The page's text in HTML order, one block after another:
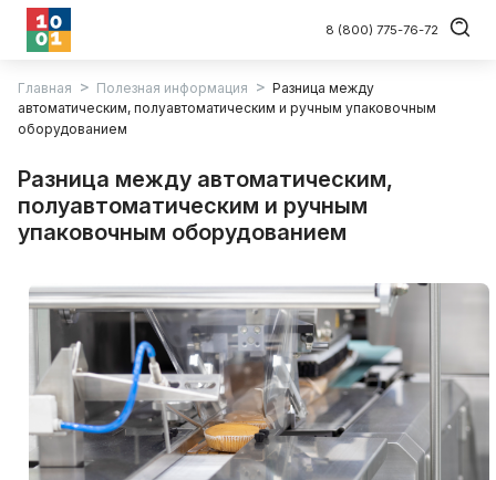
8 (800) 775-76-72
Главная Полезная информация
Разница между
автоматическим, полуавтоматическим и ручным упаковочным
оборудованием
Разница между автоматическим,
полуавтоматическим и ручным
упаковочным оборудованием